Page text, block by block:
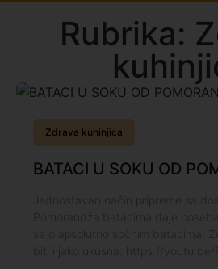
Rubrika:
Zdrava kuhinjica
BATACI U SOKU OD